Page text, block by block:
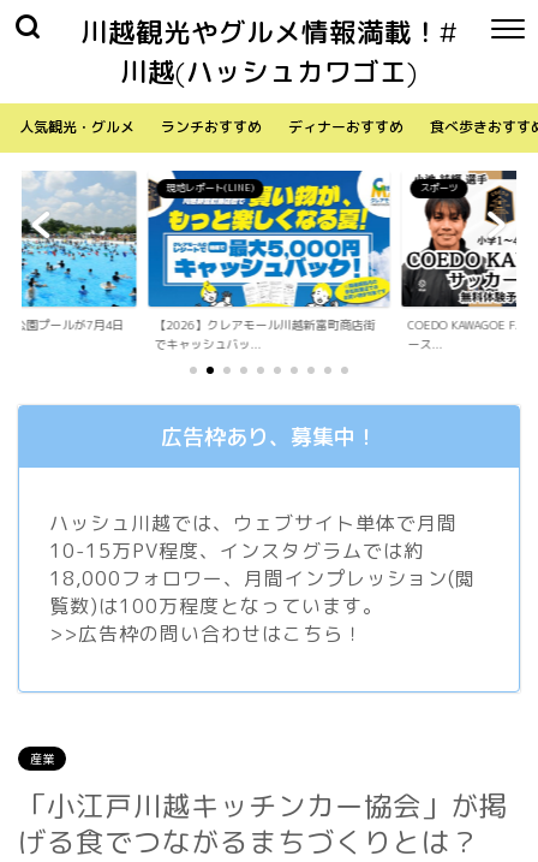
川越観光やグルメ情報満載！#
川越(ハッシュカワゴエ)
人気観光・グルメ ランチおすすめ ディナーおすすめ 食べ歩きおすす
ル川越新富町商店街
スポーツ
COEDO KAWAGOE F.Cが小学生向けサッカ
ース...
生活
「Sky Walker 7058」
内ア...
広告枠あり、募集中！
ハッシュ川越では、ウェブサイト単体で月間
10-15万PV程度、 インスタグラムでは約
18,000フォロワー、月間インプレッション(閲
覧数)は100万程度となっています。
>>広告枠の問い合わせはこちら！
産業
「小江戸川越キッチンカー協会」が掲
げる食でつながるまちづくりとは？